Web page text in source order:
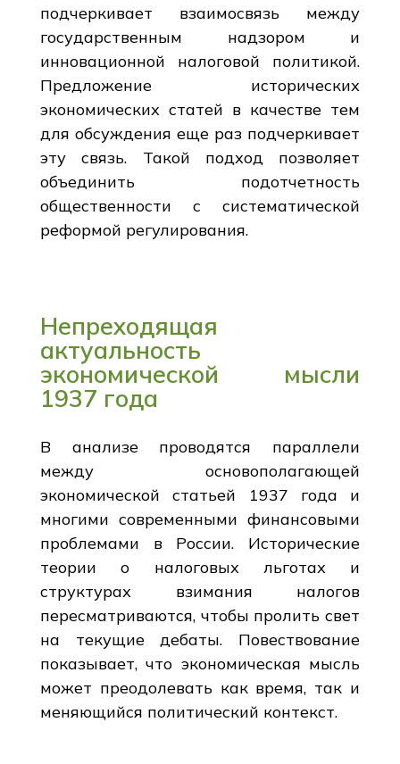
подчеркивает взаимосвязь между
государственным надзором и
инновационной налоговой политикой.
Предложение исторических
экономических статей в качестве тем
для обсуждения еще раз подчеркивает
эту связь. Такой подход позволяет
объединить подотчетность
общественности с систематической
реформой регулирования.
Непреходящая
актуальность
экономической мысли
1937 года
В анализе проводятся параллели
между основополагающей
экономической статьей 1937 года и
многими современными финансовыми
проблемами в России. Исторические
теории о налоговых льготах и
структурах взимания налогов
пересматриваются, чтобы пролить свет
на текущие дебаты. Повествование
показывает, что экономическая мысль
может преодолевать как время, так и
меняющийся политический контекст.